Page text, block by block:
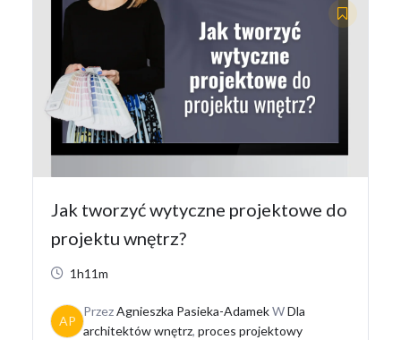
Jak tworzyć wytyczne projektowe do
projektu wnętrz?
1h11m
AP
PrzezAgnieszka Pasieka-AdamekWDla
architektów wnętrz, proces projektowy